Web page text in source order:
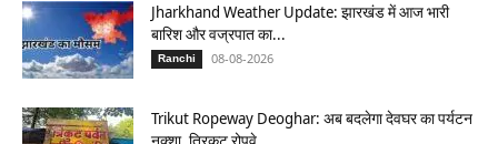
Jharkhand Weather Update: झारखंड में आज भारी
बारिश और वज्रपात का...
Ranchi 08-08-2026
Trikut Ropeway Deoghar: अब बदलेगा देवघर का पर्यटन